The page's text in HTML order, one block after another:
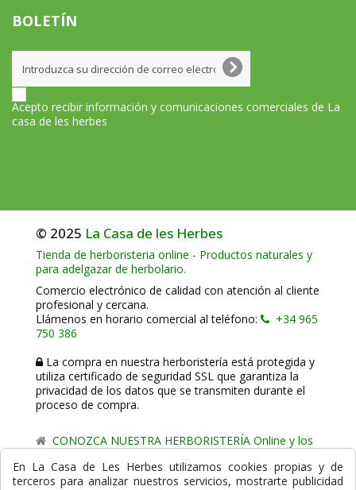
BOLETÍN
Acepto recibir información y comunicaciones comerciales de La
casa de les herbes
© 2025 La Casa de les Herbes
Tienda de herboristeria online - Productos naturales y
para adelgazar de herbolario.
Comercio electrónico de calidad con atención al cliente
profesional y cercana.
Llámenos en horario comercial al teléfono:
+34 965
750 386
La compra en nuestra herboristería está protegida y
utiliza certificado de seguridad SSL que garantiza la
privacidad de los datos que se transmiten durante el
proceso de compra.
CONOZCA NUESTRA HERBORISTERÍA Online y los
Powered byGesdi.com E-Commerce - Tiendas online
En La Casa de Les Herbes utilizamos cookies propias y de
terceros para analizar nuestros servicios, mostrarte publicidad